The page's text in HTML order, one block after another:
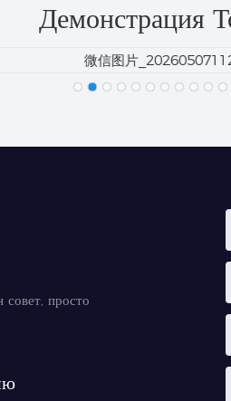
Демонстрация
просто